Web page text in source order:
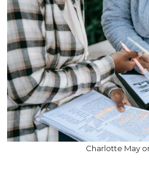
Charlotte May